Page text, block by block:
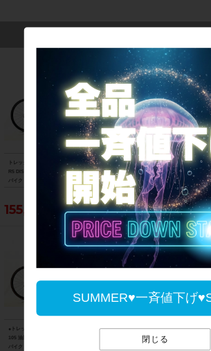
SUMMER♥一斉値下げ
閉じる
トレック TREK エモンダ EMONDA AL
R5 DISC 105 油圧DISC 2021年 ロード
バイク 47サイズ スレート トゥ トレッ
155,188円
ビアンキ BIANCHI フェニーチェ スポ
ーツ FENICE SPORT Tiagra 2017年
ロードバイク 50サイズ ホワイト
103,400円
●トレック TREK マドン MADONE SL6
105 油圧DISC 2021年 カーボンロード
バイク 52サイズ リチウムグレー/トレ
フェルト FELT F5 105 2013年 カーボ
ンロードバイク 58サイズ ブラック